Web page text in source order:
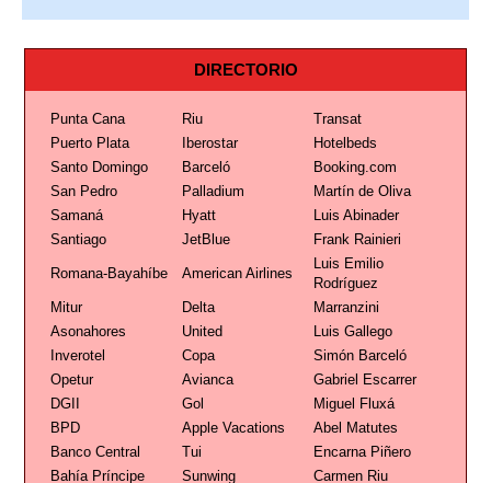
DIRECTORIO
Punta Cana Riu
Transat
Puerto Plata
Iberostar
Hotelbeds
Santo Domingo
Barceló
Booking.com
San Pedro
Palladium
Martín de Oliva
Samaná
Hyatt
Luis Abinader
Santiago
JetBlue Frank Rainieri
Romana-Bayahíbe American Airlines
Luis Emilio
Rodríguez
Mitur
Delta
Marranzini
Asonahores
United
Luis Gallego
Inverotel
Copa
Simón Barceló
Opetur
Avianca
Gabriel Escarrer
DGII
Gol
Miguel Fluxá
BPD
Apple Vacations
Abel Matutes
Banco Central
Tui
Encarna Piñero
Bahía Príncipe
Sunwing Carmen Riu